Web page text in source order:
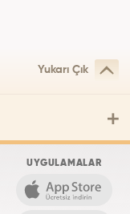
Yukarı Çık
UYGULAMALAR